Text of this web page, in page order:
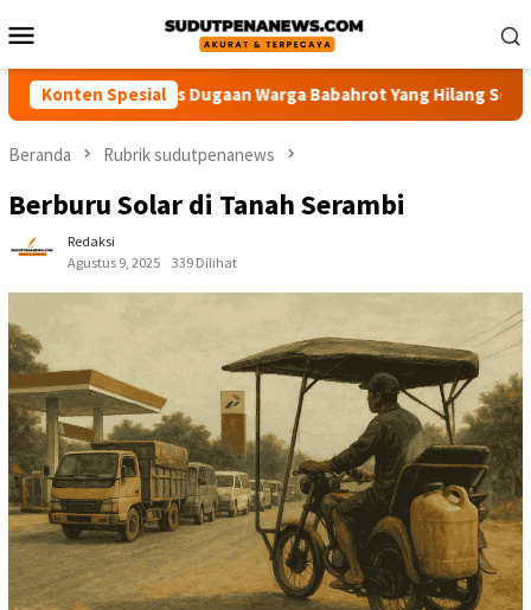
ke
Mobile
Konten Spesial
Usut Tuntas Dugaan Warga Babahrot Yang Hilang Secara
Beranda Rubrik sudutpenanews
Berburu Solar di Tanah Serambi
Redaksi
Agustus 9, 2025
339 Dilihat